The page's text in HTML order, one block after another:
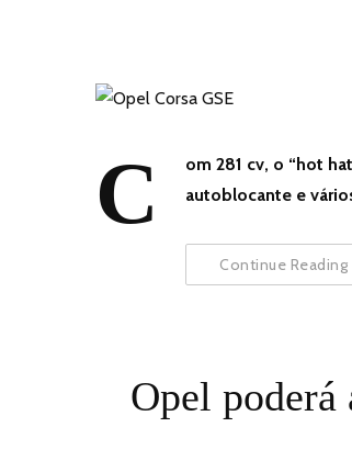
C
om 281 cv, o “hot
autoblocante e
Continue Reading
Opel poderá